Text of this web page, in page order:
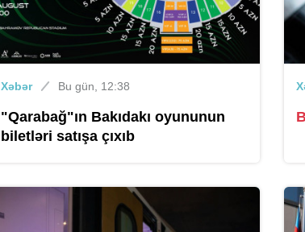
Xəbər Bu gün, 12:38
"Qarabağ"ın Bakıdakı oyununun
biletləri satışa çıxıb